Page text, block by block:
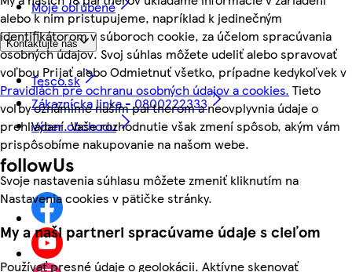
alebo k nim pristupujeme, napríklad k jedinečným
identifikátorom v súboroch cookie, za účelom spracúvania
osobných údajov. Svoj súhlas môžete udeliť alebo spravovať
voľbou Prijať alebo Odmietnuť všetko, prípadne kedykoľvek v
Pravidlách pre ochranu osobných údajov a cookies. Tieto
voľby oznámime našim partnerom a neovplyvnia údaje o
prehliadaní. Vaše rozhodnutie však zmení spôsob, akým vám
prispôsobíme nakupovanie na našom webe.
Svoje nastavenia súhlasu môžete zmeniť kliknutím na
Nastavenia cookies v pätičke stránky.
My a naši partneri spracúvame údaje s cieľom
Používať presné údaje o geolokácii. Aktívne skenovať
Moje obľúbené
Kontaktujte nás
Tesco.sk
Zákaznícka linka - 0800222333
Výber obchodu
followUs